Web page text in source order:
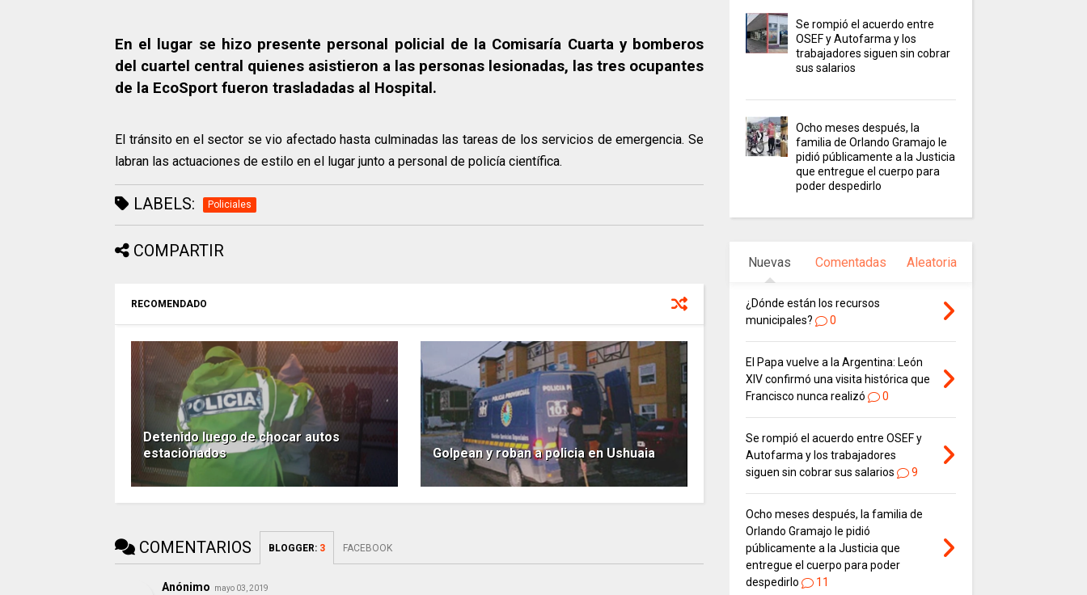
En el lugar se hizo presente personal policial de la Comisaría Cuarta y bomberos
del cuartel central quienes asistieron a las personas lesionadas, las tres ocupantes
de la EcoSport fueron trasladadas al Hospital.
El tránsito en el sector se vio afectado hasta culminadas las tareas de los servicios de emergencia. Se
labran las actuaciones de estilo en el lugar junto a personal de policía científica.
LABELS: Policiales
COMPARTIR
RECOMENDADO
Detenido luego de chocar autos
estacionados
Golpean y roban a policia en Ushuaia
COMENTARIOS BLOGGER: 3 FACEBOOK
Anónimo mayo 03, 2019
Se rompió el acuerdo entre
OSEF y Autofarma y los
trabajadores siguen sin cobrar
sus salarios
Ocho meses después, la
familia de Orlando Gramajo le
pidió públicamente a la Justicia
que entregue el cuerpo para
poder despedirlo
Nuevas Comentadas Aleatoria
¿Dónde están los recursos
municipales?
0
El Papa vuelve a la Argentina: León
XIV confirmó una visita histórica que
Francisco nunca realizó
0
Se rompió el acuerdo entre OSEF y
Autofarma y los trabajadores
siguen sin cobrar sus salarios
9
Ocho meses después, la familia de
Orlando Gramajo le pidió
públicamente a la Justicia que
entregue el cuerpo para poder
despedirlo
11